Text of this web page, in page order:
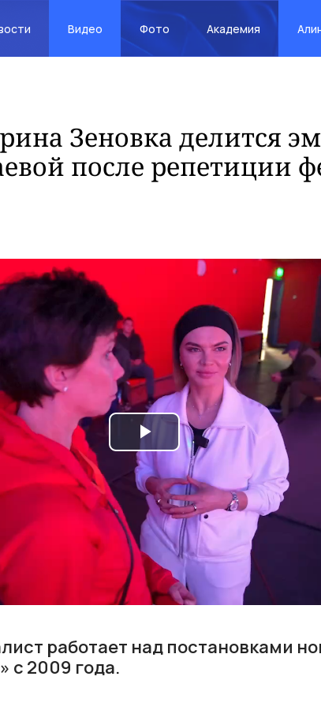
Видео Фото Академия
Зеновка делится
после репетиции
Play
Video
работает над постановками
с 2009 года.